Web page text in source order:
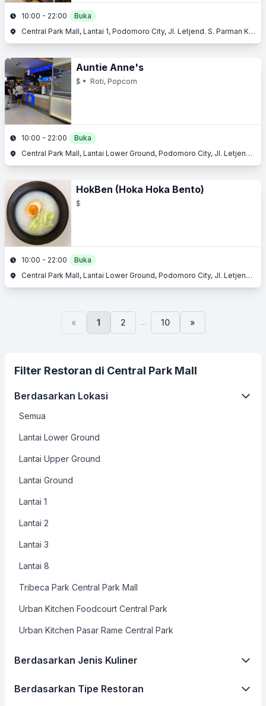
10:00 - 22:00
Buka
Central Park Mall, Lantai 1, Podomoro City, Jl. Letjend. S. Parman Kav. 28, Slipi, Jakarta Barat, Jakarta
Auntie Anne's
$ • Roti, Popcorn
10:00 - 22:00
Buka
Central Park Mall, Lantai Lower Ground, Podomoro City, Jl. Letjend. S. Parman Kav. 28, Slipi, Jakarta Barat, Jakarta
HokBen (Hoka Hoka Bento)
$
10:00 - 22:00
Buka
Central Park Mall, Lantai Lower Ground, Podomoro City, Jl. Letjend. S. Parman Kav. 28, Slipi, Jakarta Barat, Jakarta
« 1 2 ... 10 »
Filter Restoran di Central Park Mall
Berdasarkan Lokasi
Semua
Lantai Lower Ground
Lantai Upper Ground
Lantai Ground
Lantai 1
Lantai 2
Lantai 3
Lantai 8
Tribeca Park Central Park Mall
Urban Kitchen Foodcourt Central Park
Urban Kitchen Pasar Rame Central Park
Berdasarkan Jenis Kuliner
Berdasarkan Tipe Restoran